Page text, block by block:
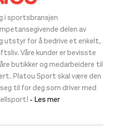
i sportsbransjen
delen av
utstyr for å bedrive et enkelt,
Våre kunder er bevisste
butikker og medarbeidere til
Platou Sport skal være den
til for deg som driver med
- Les mer